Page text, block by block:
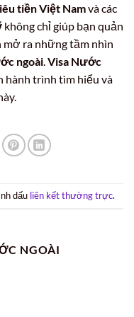
tiền Việt Namvà các
không chỉ giúp bạn quản
mở ra những tầm nhìn
ngoài Visa Nước
hành trình tìm hiểu và
dấu liên kết thường trực.
NGOÀI